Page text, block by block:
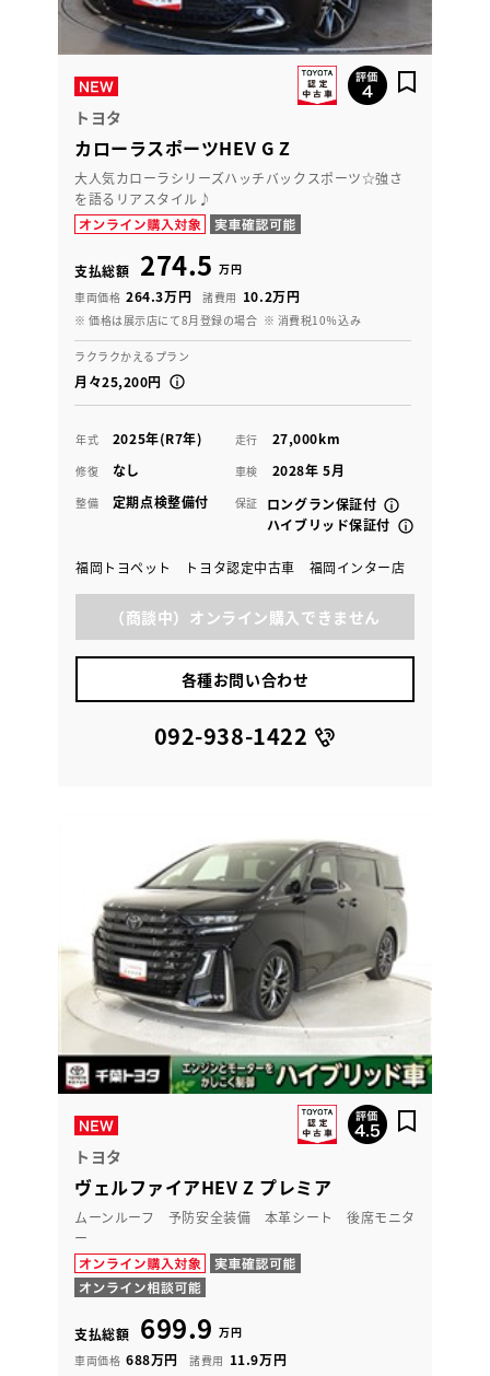
トヨタ
カローラスポーツHEV G Z
大人気カローラシリーズハッチバックスポーツ☆強さ
を語るリアスタイル♪
支払総額 274.5 万円
車両価格 264.3万円 諸費用 10.2万円
※ 価格は展示店にて8月登録の場合 ※ 消費税10％込み
ラクラクかえるプラン
月々25,200円
年式 2025年(R7年) 走行 27,000km
修復 なし 車検 2028年 5月
整備 定期点検整備付 保証
ロングラン保証付
ハイブリッド保証付
福岡トヨペット トヨタ認定中古車 福岡インター店
（商談中）オンライン購入できません
各種お問い合わせ
092-938-1422
トヨタ
ヴェルファイアHEV Z プレミア
ムーンルーフ 予防安全装備 本革シート 後席モニタ
ー
支払総額 699.9 万円
車両価格 688万円 諸費用 11.9万円